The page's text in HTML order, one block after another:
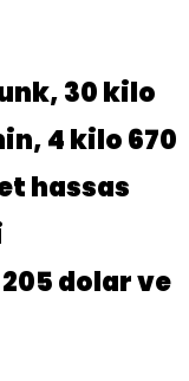
30 kilo
4 kilo 670
hassas
205 dolar ve